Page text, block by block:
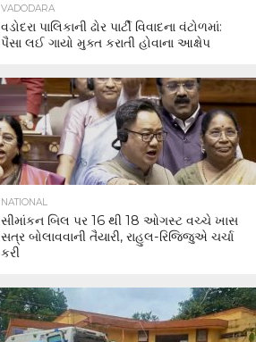
VADODARA
વડોદરા પાલિકાની ઢોર પાર્ટી વિવાદના વંટોળમાં:
પૈસા લઈ ગાયો મુક્ત કરાતી હોવાના આક્ષેપ
NATIONAL
સીમાંકન બિલ પર 16 થી 18 ઓગસ્ટ વચ્ચે ખાસ
સત્ર બોલાવવાની તૈયારી, રાહુલ-રિજિજુએ ચર્ચા
કરી